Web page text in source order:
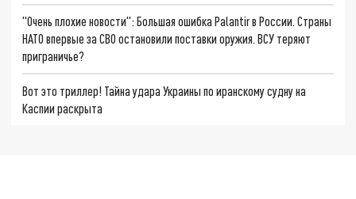
"Очень плохие новости": Большая ошибка Palantir в России. Страны
НАТО впервые за СВО остановили поставки оружия. ВСУ теряют
приграничье?
Вот это триллер! Тайна удара Украины по иранскому судну на
Каспии раскрыта